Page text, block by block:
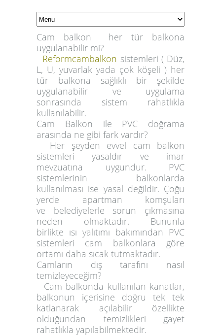
Cam balkon her tür balkona
uygulanabilir mi?
Reformcambalkon sistemleri ( Düz,
L, U, yuvarlak yada çok köşeli ) her
tür balkona sağlıklı bir şekilde
uygulanabilir ve uygulama
sonrasında sistem rahatlıkla
kullanılabilir.
Cam Balkon ile PVC doğrama
arasında ne gibi fark vardır?
Her şeyden evvel cam balkon
sistemleri yasaldır ve imar
mevzuatına uygundur. PVC
sistemlerinin balkonlarda
kullanılması ise yasal değildir. Çoğu
yerde apartman komşuları
ve belediyelerle sorun çıkmasına
neden olmaktadır. Bununla
birlikte ısı yalıtımı bakımından PVC
sistemleri cam balkonlara göre
ortamı daha sıcak tutmaktadır.
Camların dış tarafını nasıl
temizleyeceğim?
Cam balkonda kullanılan kanatlar,
balkonun içerisine doğru tek tek
katlanarak açılabilir özellikte
olduğundan temizlikleri gayet
rahatlıkla yapılabilmektedir.